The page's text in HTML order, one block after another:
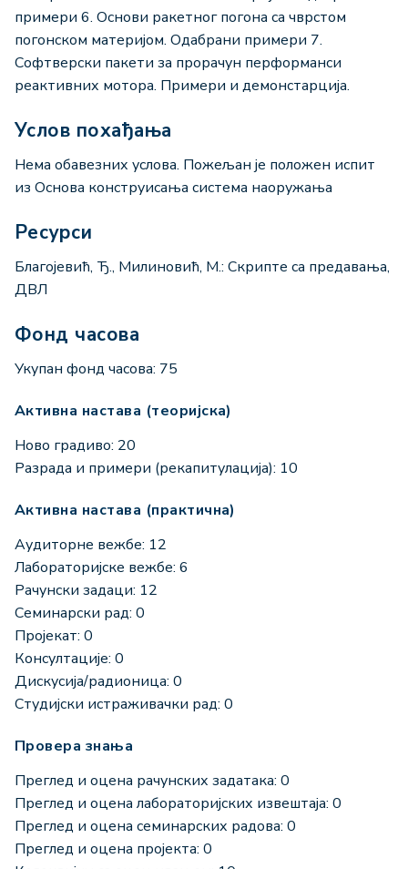
примери 6. Основи ракетног погона са чврстом
погонском материјом. Одабрани примери 7.
Софтверски пакети за прорачун перформанси
реaктивних мотора. Примери и демонстарција.
Услов похађања
Нема обавезних услова. Пожељан је положен испит
из Основа конструисања система наоружања
Ресурси
Благојевић, Ђ., Милиновић, М.: Скрипте са предавања,
ДВЛ
Фонд часова
Укупан фонд часова: 75
Активна настава (теоријска)
Ново градиво: 20
Разрада и примери (рекапитулација): 10
Активна настава (практична)
Аудиторне вежбе: 12
Лабораторијске вежбе: 6
Рачунски задаци: 12
Семинарски рад: 0
Пројекат: 0
Консултације: 0
Дискусија/радионица: 0
Студијски истраживачки рад: 0
Провера знања
Преглед и оцена рачунских задатака: 0
Преглед и оцена лабораторијских извештаја: 0
Преглед и оцена семинарских радова: 0
Преглед и оцена пројекта: 0